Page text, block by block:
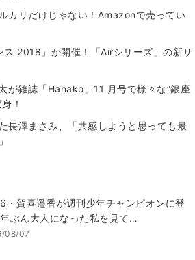
カリだけじゃない！Amazonで売ってい
ス 2018」が開催！「Airシリーズ」の新サ
が雑誌「Hanako」11 月号で様々な“銀座
！
長澤まさみ、「共感しようと思っても最
・賀喜遥香が週刊少年チャンピオンに登
ぶん大人になった私を見て…
08/07